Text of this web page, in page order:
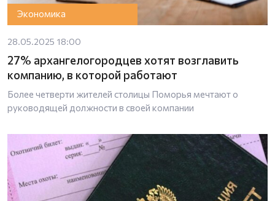
Экономика
28.05.2025 18:00
27% архангелогородцев хотят возглавить
компанию, в которой работают
Более четверти жителей столицы Поморья мечтают о
руководящей должности в своей компании